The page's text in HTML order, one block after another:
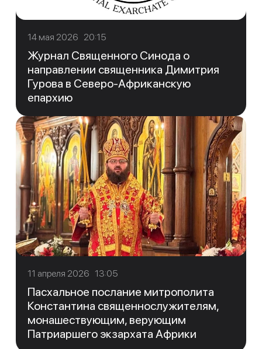
14 мая 2026 20:15
Журнал Священного Синода о
направлении священника Димитрия
Гурова в Северо-Африканскую
епархию
11 апреля 2026 13:05
Пасхальное послание митрополита
Константина священнослужителям,
монашествующим, верующим
Патриаршего экзархата Африки